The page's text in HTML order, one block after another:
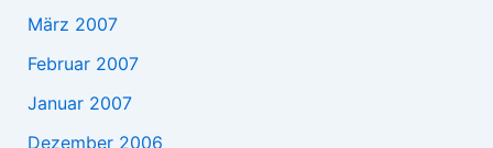
März 2007
Februar 2007
Januar 2007
Dezember 2006